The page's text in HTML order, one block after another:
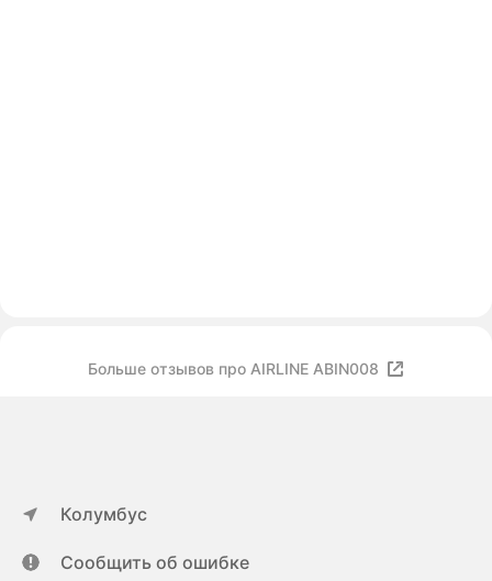
Больше отзывов про AIRLINE ABIN008
Колумбус
Сообщить об ошибке